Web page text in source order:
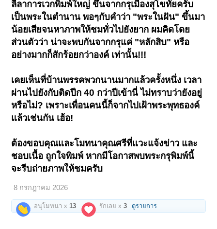
ลีลาการเวกพิมพ์ใหญ่ ขึ้นจากกรุเมืองสุโขทัยครับ
เป็นพระในตำนาน พอๆกับคำว่า "พระในฝัน" ขึ้นมา
น้อยเสียจนหาภาพให้ชมทั่วไปยังยาก ผมคิดโดย
ส่วนตัวว่า น่าจะพบกันจากกรุแค่ "หลักสิบ" หรือ
อย่างมากก็สักร้อยกว่าองค์ เท่านั้น!!!
เคยเห็นที่บ้านพรรคพวกนานมากแล้วครั้งหนึ่ง เวลา
ผ่านไปยังกับติดปีก 40 กว่าปีเข้านี่ ไม่ทราบว่ายังอยู่
หรือไม่? เพราะเพื่อนคนนี้ก็จากไปเฝ้าพระพุทธองค์
แล้วเช่นกัน เฮ้อ!
ต้องขอบคุณและโมทนาคุณศรีที่แวะแจ้งข่าว และ
ชอบเนื้อ ถูกใจพิมพ์ หากมีโอกาสพบพระกรุพิมพ์นี้
จะรีบถ่ายภาพให้ชมครับ
8 กรกฎาคม 2026
อนุโมทนา x13 รักเลย x3 ดูรายการ